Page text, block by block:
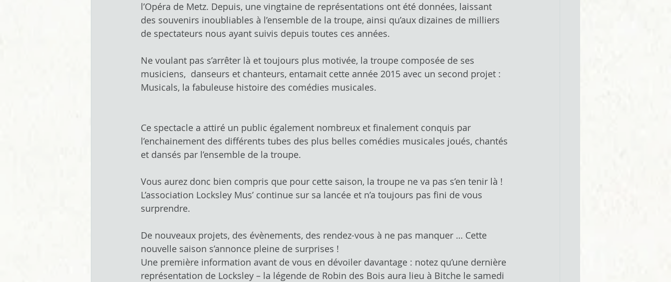
l’Opéra de Metz. Depuis, une vingtaine de représentations ont été données, laissant
des souvenirs inoubliables à l’ensemble de la troupe, ainsi qu’aux dizaines de milliers
de spectateurs nous ayant suivis depuis toutes ces années.
Ne voulant pas s’arrêter là et toujours plus motivée, la troupe composée de ses
musiciens,  danseurs et chanteurs, entamait cette année 2015 avec un second projet :
Musicals, la fabuleuse histoire des comédies musicales.
Ce spectacle a attiré un public également nombreux et finalement conquis par
l’enchainement des différents tubes des plus belles comédies musicales joués, chantés
et dansés par l’ensemble de la troupe.
Vous aurez donc bien compris que pour cette saison, la troupe ne va pas s’en tenir là !
L’association Locksley Mus’ continue sur sa lancée et n’a toujours pas fini de vous
surprendre.
De nouveaux projets, des évènements, des rendez-vous à ne pas manquer … Cette
nouvelle saison s’annonce pleine de surprises !
Une première information avant de vous en dévoiler davantage : notez qu’une dernière
représentation de Locksley – la légende de Robin des Bois aura lieu à Bitche le samedi